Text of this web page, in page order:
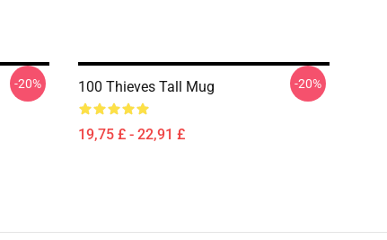
-20% 100 Thieves Tall Mug
19,75 £ - 22,91 £
-20%